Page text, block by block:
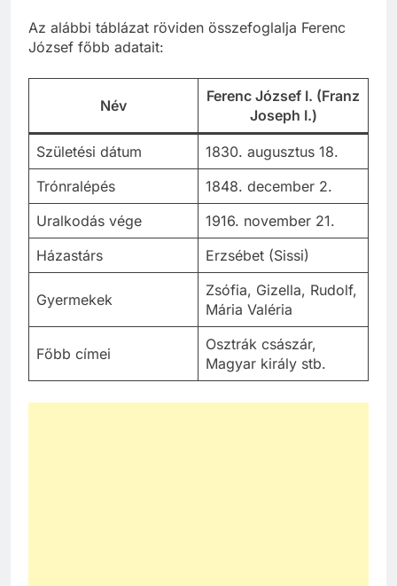
Az alábbi táblázat röviden összefoglalja Ferenc
József főbb adatait:
Név
Ferenc József I. (Franz
Joseph I.)
Születési dátum
1830. augusztus 18.
Trónralépés
1848. december 2.
Uralkodás vége
1916. november 21.
Házastárs
Erzsébet (Sissi)
Gyermekek
Zsófia, Gizella, Rudolf,
Mária Valéria
Főbb címei
Osztrák császár,
Magyar király stb.